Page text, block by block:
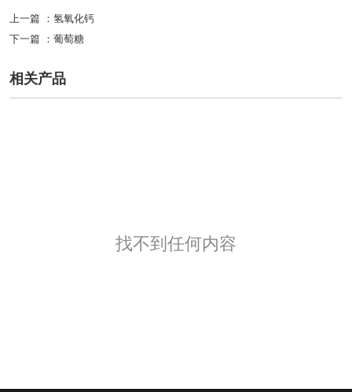
上一篇 ： 氢氧化钙
下一篇 ： 葡萄糖
相关产品
找不到任何内容